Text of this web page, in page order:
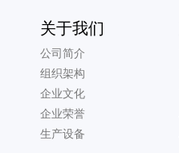
关于我们
公司简介
组织架构
企业文化
企业荣誉
生产设备